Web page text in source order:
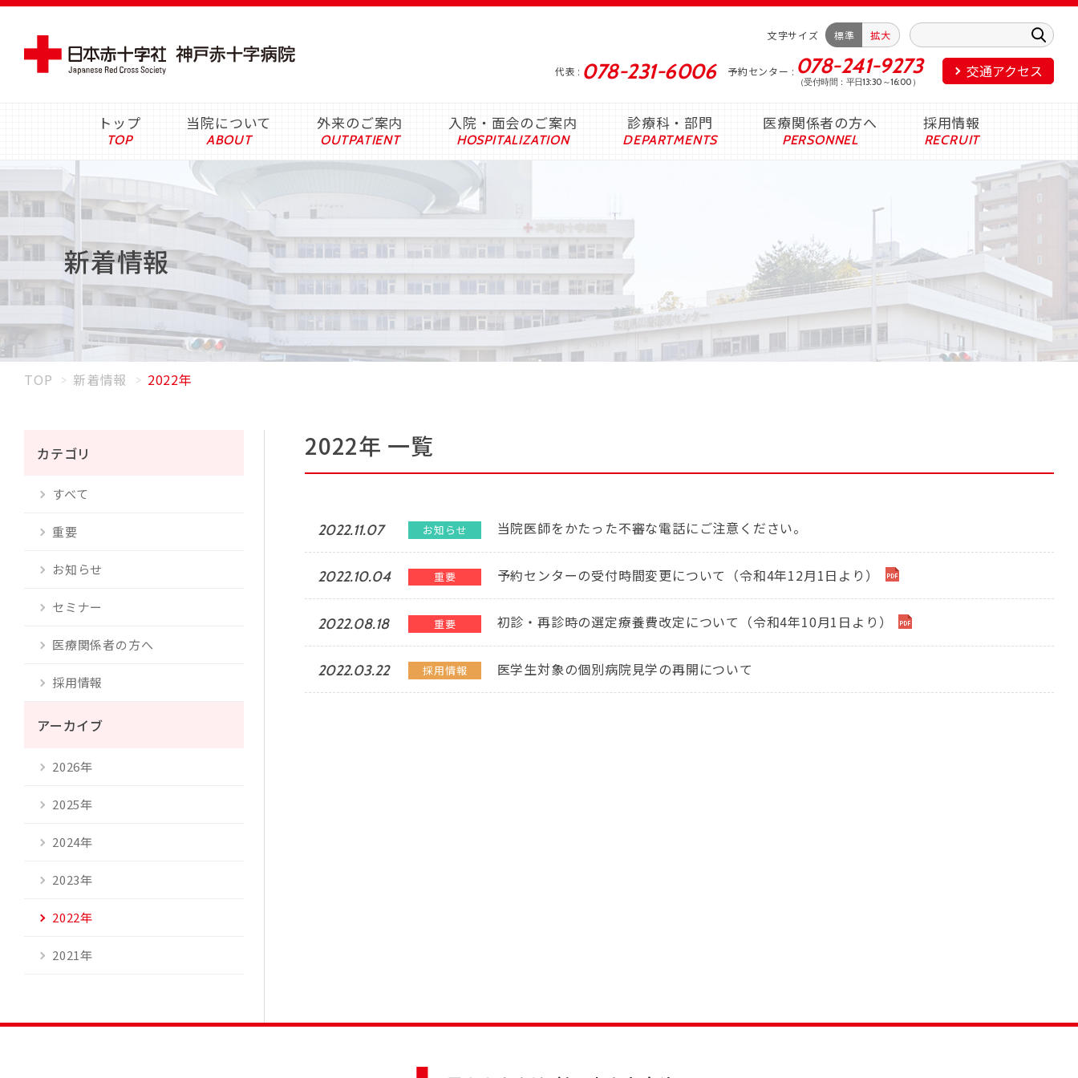
文字サイズ 標準 拡大
代表 078-231-6006 予約センター 078-241-9273
（受付時間：平日13:30～16:00）
交通アクセス
トップ 当院について 外来のご案内 入院・面会のご案内 診療科・部門 医療関係者の方へ 採用情報
新着情報
TOP 新着情報 2022年
2022年 一覧
2022.11.07 お知らせ 当院医師をかたった不審な電話にご注意ください。
2022.10.04 重要 予約センターの受付時間変更について（令和4年12月1日より）
2022.08.18 重要 初診・再診時の選定療養費改定について（令和4年10月1日より）
2022.03.22 採用情報 医学生対象の個別病院見学の再開について
カテゴリ
すべて
重要
お知らせ
セミナー
医療関係者の方へ
採用情報
アーカイブ
2026年
2025年
2024年
2023年
2022年
2021年